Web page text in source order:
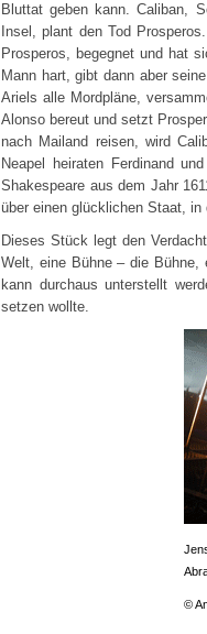
Bluttat geben kann. Caliban,
Insel, plant den Tod
Prosperos, begegnet und hat
Mann hart, gibt dann aber
Ariels alle Mordpläne,
Alonso bereut und setzt
nach Mailand reisen, wird
Neapel heiraten Ferdinand
Shakespeare aus dem Jahr
über einen glücklichen Staat,
Dieses Stück legt den
Welt, eine Bühne – die Bühne,
kann durchaus unterstellt
setzen wollte.
©